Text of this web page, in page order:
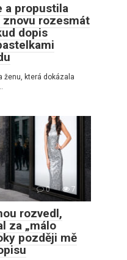
a propustila
znovu rozesmát
dopis
ženu, která dokázala
0 7
rozvedl,
za „málo
později mě